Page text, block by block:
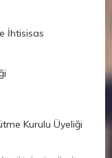
İhtisisas
Kurulu Üyeliği